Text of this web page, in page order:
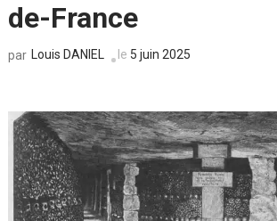
de-France
par Louis DANIEL le 5 juin 2025